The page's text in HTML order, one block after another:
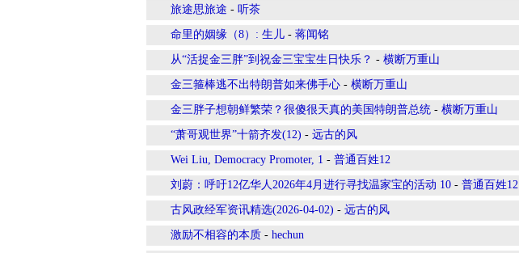
旅途思旅途 - 听茶
命里的姻缘（8）: 生儿 - 蒋闻铭
从“活捉金三胖”到祝金三宝宝生日快乐？ - 横断万重山
金三箍棒逃不出特朗普如来佛手心 - 横断万重山
金三胖子想朝鲜繁荣？很傻很天真的美国特朗普总统 - 横断万重山
“萧哥观世界”十箭齐发(12) - 远古的风
Wei Liu, Democracy Promoter, 1 - 普通百姓12
刘蔚：呼吁12亿华人2026年4月进行寻找温家宝的活动 10 - 普通百姓12
古风政经军资讯精选(2026-04-02) - 远古的风
激励不相容的本质 - hechun